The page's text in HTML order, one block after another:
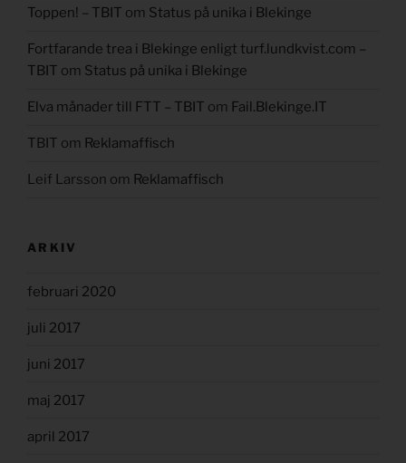
Toppen! – TBIT om Status på unika i Blekinge
Fortfarande trea i Blekinge enligt turf.lundkvist.com –
TBIT om Status på unika i Blekinge
Elva månader till FTT – TBIT om Fail.Blekinge.IT
TBIT om Reklamaffisch
Leif Larsson om Reklamaffisch
ARKIV
februari 2020
juli 2017
juni 2017
maj 2017
april 2017